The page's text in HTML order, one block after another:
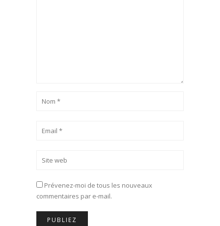
Prévenez-moi de tous les nouveaux
commentaires par e-mail.